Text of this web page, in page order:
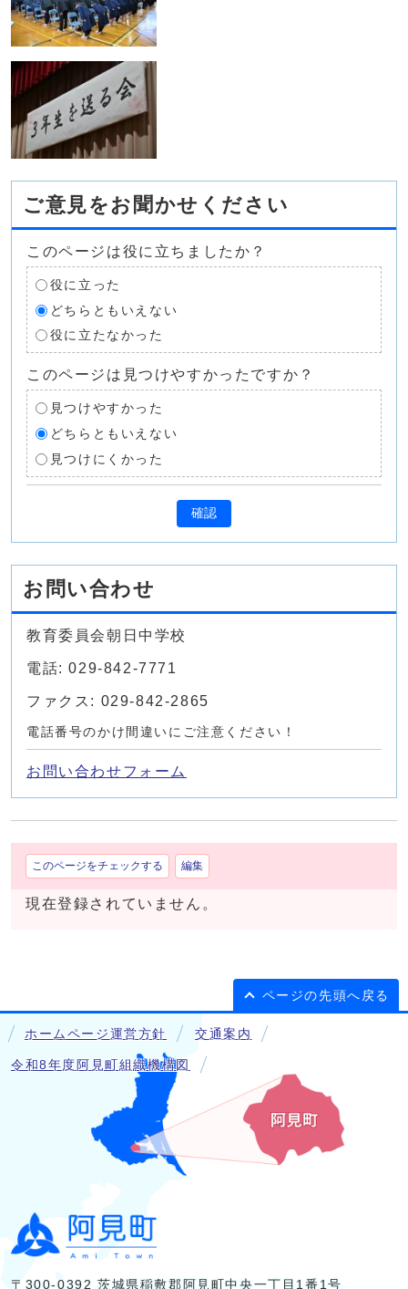
ご意見をお聞かせください
このページは役に立ちましたか？
役に立った
どちらともいえない
役に立たなかった
このページは見つけやすかったですか？
見つけやすかった
どちらともいえない
見つけにくかった
確認
お問い合わせ
教育委員会朝日中学校
電話: 029-842-7771
ファクス: 029-842-2865
電話番号のかけ間違いにご注意ください！
お問い合わせフォーム
このページをチェックする 編集
現在登録されていません。
ページの先頭へ戻る
ホームページ運営方針 交通案内
令和8年度阿見町組織機構図
〒300-0392 茨城県稲敷郡阿見町中央一丁目1番1号